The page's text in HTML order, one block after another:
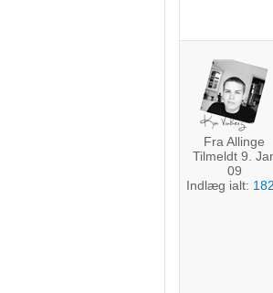
Fra Allinge
Tilmeldt 9.
09
Indlæg ialt: